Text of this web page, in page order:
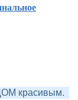
красивым.